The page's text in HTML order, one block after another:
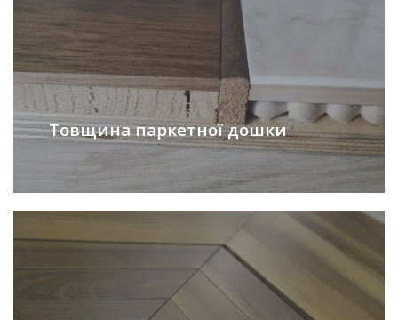
Товщина паркетної дошки